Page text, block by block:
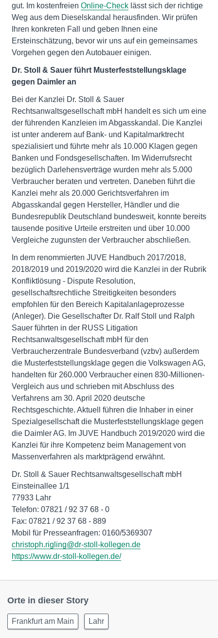
gut. Im kostenfreien Online-Check lässt sich der richtige
Weg aus dem Dieselskandal herausfinden. Wir prüfen
Ihren konkreten Fall und geben Ihnen eine
Ersteinschätzung, bevor wir uns auf ein gemeinsames
Vorgehen gegen den Autobauer einigen.
Dr. Stoll & Sauer führt Musterfeststellungsklage
gegen Daimler an
Bei der Kanzlei Dr. Stoll & Sauer
Rechtsanwaltsgesellschaft mbH handelt es sich um eine
der führenden Kanzleien im Abgasskandal. Die Kanzlei
ist unter anderem auf Bank- und Kapitalmarktrecht
spezialisiert und führte mehr als 10.000 Klagen gegen
Banken und Fondsgesellschaften. Im Widerrufsrecht
bezüglich Darlehensverträge wurden mehr als 5.000
Verbraucher beraten und vertreten. Daneben führt die
Kanzlei mehr als 20.000 Gerichtsverfahren im
Abgasskandal gegen Hersteller, Händler und die
Bundesrepublik Deutschland bundesweit, konnte bereits
tausende positive Urteile erstreiten und über 10.000
Vergleiche zugunsten der Verbraucher abschließen.
In dem renommierten JUVE Handbuch 2017/2018,
2018/2019 und 2019/2020 wird die Kanzlei in der Rubrik
Konfliktlösung - Dispute Resolution,
gesellschaftsrechtliche Streitigkeiten besonders
empfohlen für den Bereich Kapitalanlageprozesse
(Anleger). Die Gesellschafter Dr. Ralf Stoll und Ralph
Sauer führten in der RUSS Litigation
Rechtsanwaltsgesellschaft mbH für den
Verbraucherzentrale Bundesverband (vzbv) außerdem
die Musterfeststellungsklage gegen die Volkswagen AG,
handelten für 260.000 Verbraucher einen 830-Millionen-
Vergleich aus und schrieben mit Abschluss des
Verfahrens am 30. April 2020 deutsche
Rechtsgeschichte. Aktuell führen die Inhaber in einer
Spezialgesellschaft die Musterfeststellungsklage gegen
die Daimler AG. Im JUVE Handbuch 2019/2020 wird die
Kanzlei für ihre Kompetenz beim Management von
Massenverfahren als marktprägend erwähnt.
Dr. Stoll & Sauer Rechtsanwaltsgesellschaft mbH
Einsteinallee 1/1
77933 Lahr
Telefon: 07821 / 92 37 68 - 0
Fax: 07821 / 92 37 68 - 889
christoph.rigling@dr-stoll-kollegen.de
https://www.dr-stoll-kollegen.de/
Orte in dieser Story
Frankfurt am Main Lahr